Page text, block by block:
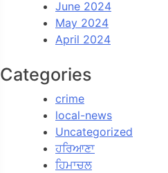
June 2024
May 2024
April 2024
Categories
crime
local-news
Uncategorized
ਹਰਿਆਣਾ
ਹਿਮਾਚਲ